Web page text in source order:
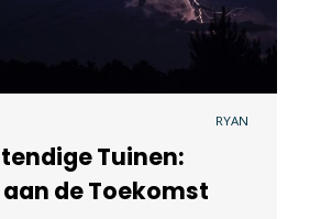
RYAN
Tuinen:
de Toekomst